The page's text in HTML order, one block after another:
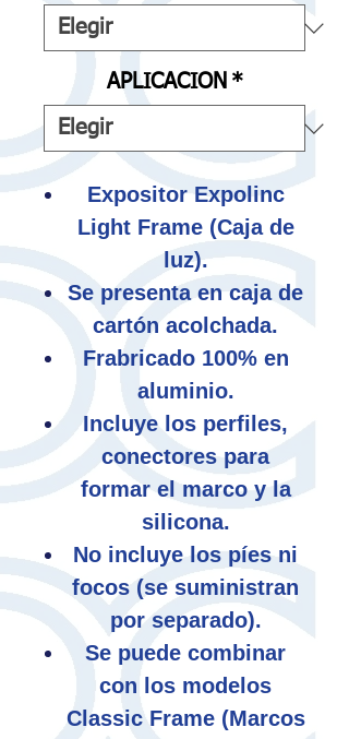
APLICACION *
Expositor Expolinc
Light Frame (Caja de
luz).
Se presenta en caja de
cartón acolchada.
Frabricado 100% en
aluminio.
Incluye los perfiles,
conectores para
formar el marco y la
silicona.
No incluye los píes ni
focos (se suministran
por separado).
Se puede combinar
con los modelos
Classic Frame (Marcos